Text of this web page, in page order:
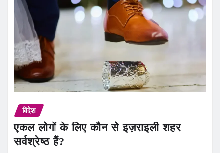
विदेश
एकल लोगों के लिए कौन से इज़राइली शहर
सर्वश्रेष्ठ हैं?